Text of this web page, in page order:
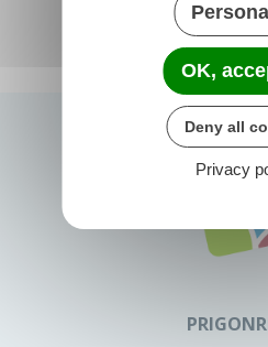
OK,
Deny all
Privacy